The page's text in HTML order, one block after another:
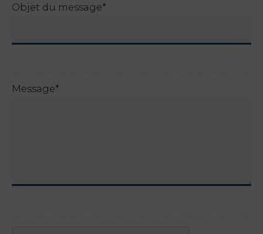
Infos
Objet du message*
Message*